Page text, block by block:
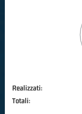
Realizzati:
Totali: